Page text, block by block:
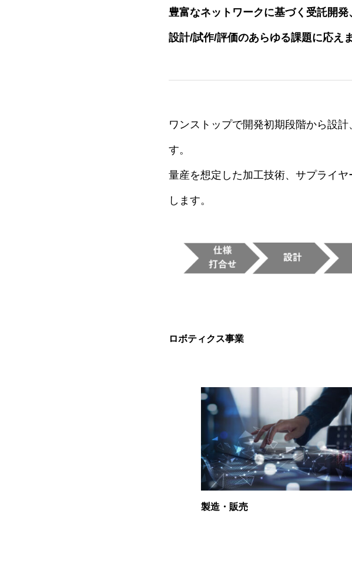
豊富なネットワークに基づく受託開発
設計/試作/評価のあらゆる課題に応えま
ワンストップで開発初期段階から設
す。
量産を想定した加工技術、サプライ
します。
ロボティクス事業
製造・販売